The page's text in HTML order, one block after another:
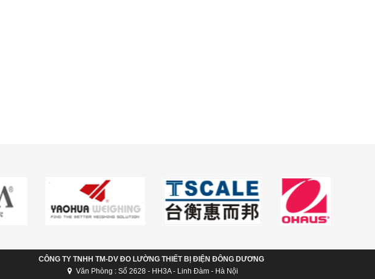
CÔNG TY TNHH TM-DV ĐO LƯỜNG THIẾT BỊ ĐIỆN ĐÔNG DƯƠNG
Văn Phòng : Số 2628 - HH3A - Linh Đàm - Hà Nội